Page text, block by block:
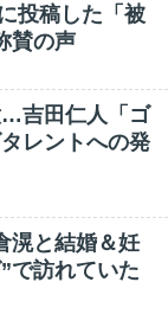
投稿した「被
賛の声
吉田仁人「ゴ
レントへの発
滉と結婚＆妊
で訪れていた